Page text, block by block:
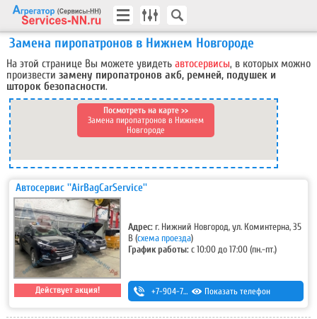
Замена пиропатронов в Нижнем Новгороде
На этой странице Вы можете увидеть автосервисы, в которых можно
произвести замену пиропатронов акб, ремней, подушек и
шторок безопасности.
Посмотреть на карте >>
Замена пиропатронов в Нижнем
Новгороде
Автосервис ''AirBagCarService''
Действует акция!
Адрес: г. Нижний Новгород, ул. Коминтерна, 35
В(схема проезда)
График работы:с 10:00 до 17:00 (пн.-пт.)
+7-904-784-15-71 Показать телефон